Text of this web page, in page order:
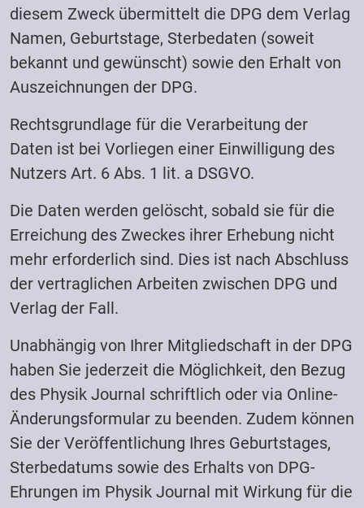
diesem Zweck übermittelt die DPG dem Verlag
Namen, Geburtstage, Sterbedaten (soweit
bekannt und gewünscht) sowie den Erhalt von
Auszeichnungen der DPG.
Rechtsgrundlage für die Verarbeitung der
Daten ist bei Vorliegen einer Einwilligung des
Nutzers Art. 6 Abs. 1 lit. a DSGVO.
Die Daten werden gelöscht, sobald sie für die
Erreichung des Zweckes ihrer Erhebung nicht
mehr erforderlich sind. Dies ist nach Abschluss
der vertraglichen Arbeiten zwischen DPG und
Verlag der Fall.
Unabhängig von Ihrer Mitgliedschaft in der DPG
haben Sie jederzeit die Möglichkeit, den Bezug
des Physik Journal schriftlich oder via Online-
Änderungsformular zu beenden. Zudem können
Sie der Veröffentlichung Ihres Geburtstages,
Sterbedatums sowie des Erhalts von DPG-
Ehrungen im Physik Journal mit Wirkung für die